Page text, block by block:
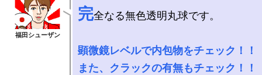
完全なる無色透明丸球です。
顕微鏡レベルで内包物をチェック！！
また、クラックの有無もチェック！！